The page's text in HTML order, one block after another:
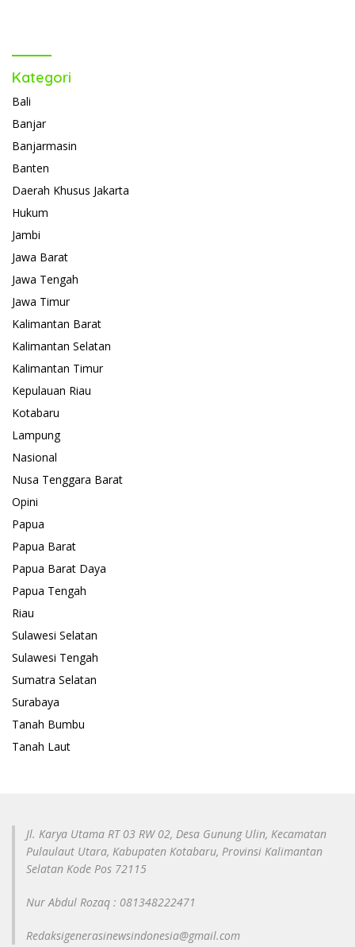
Kategori
Bali
Banjar
Banjarmasin
Banten
Daerah Khusus Jakarta
Hukum
Jambi
Jawa Barat
Jawa Tengah
Jawa Timur
Kalimantan Barat
Kalimantan Selatan
Kalimantan Timur
Kepulauan Riau
Kotabaru
Lampung
Nasional
Nusa Tenggara Barat
Opini
Papua
Papua Barat
Papua Barat Daya
Papua Tengah
Riau
Sulawesi Selatan
Sulawesi Tengah
Sumatra Selatan
Surabaya
Tanah Bumbu
Tanah Laut
Jl. Karya Utama RT 03 RW 02, Desa Gunung Ulin, Kecamatan
Pulaulaut Utara, Kabupaten Kotabaru, Provinsi Kalimantan
Selatan Kode Pos 72115
Nur Abdul Rozaq : 081348222471
Redaksigenerasinewsindonesia@gmail.com